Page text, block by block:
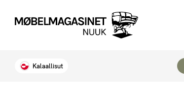
Kalaallisut